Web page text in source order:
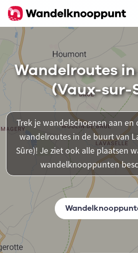
Wandelroutes
(Vaux-sur-
Trek je wandelschoenen aan
wandelroutes in de buurt van
Sûre)! Je ziet ook alle plaatsen
wandelknooppunten